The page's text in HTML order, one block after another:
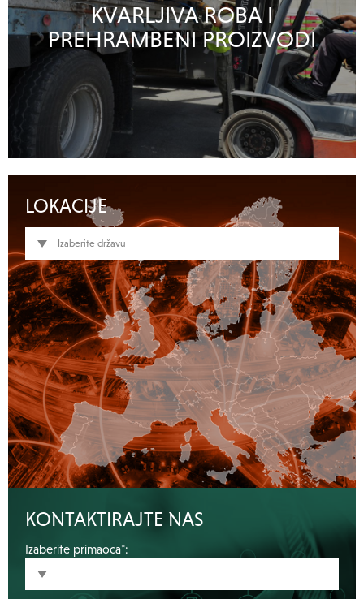
KVARLJIVA ROBA I
PREHRAMBENI PROIZVODI
LOKACIJE
Izaberite državu
KONTAKTIRAJTE NAS
Izaberite primaoca*: